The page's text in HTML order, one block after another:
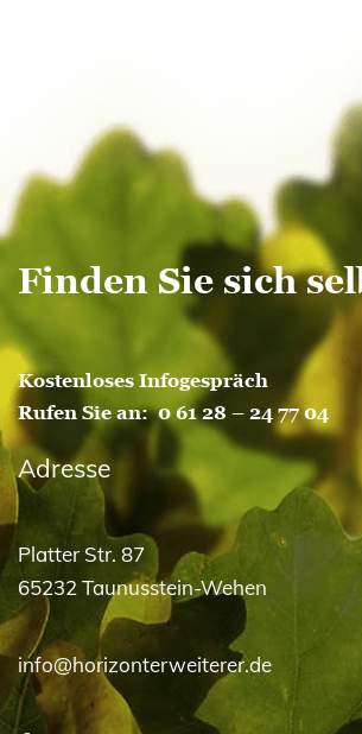
Finden Sie sich
Kostenloses Infogespräch
Rufen Sie an:0 61 28 – 24 77 04
Adresse
Platter Str. 87
65232 Taunusstein-Wehen
info@horizonterweiterer.de